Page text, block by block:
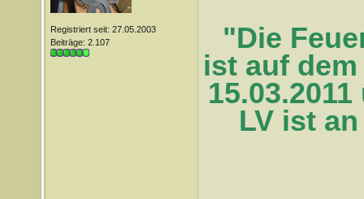
Registriert seit: 27.05.2003
Beiträge: 2.107
"Die
ist auf
LV ist